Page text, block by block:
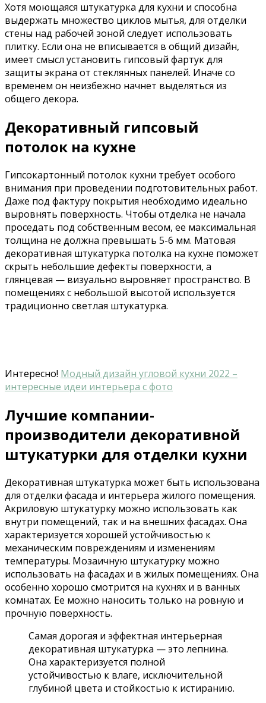
Хотя моющаяся штукатурка для кухни и способна
выдержать множество циклов мытья, для отделки
стены над рабочей зоной следует использовать
плитку. Если она не вписывается в общий дизайн,
имеет смысл установить гипсовый фартук для
защиты экрана от стеклянных панелей. Иначе со
временем он неизбежно начнет выделяться из
общего декора.
Декоративный гипсовый
потолок на кухне
Гипсокартонный потолок кухни требует особого
внимания при проведении подготовительных работ.
Даже под фактуру покрытия необходимо идеально
выровнять поверхность. Чтобы отделка не начала
проседать под собственным весом, ее максимальная
толщина не должна превышать 5-6 мм. Матовая
декоративная штукатурка потолка на кухне поможет
скрыть небольшие дефекты поверхности, а
глянцевая — визуально выровняет пространство. В
помещениях с небольшой высотой используется
традиционно светлая штукатурка.
Интересно! Модный дизайн угловой кухни 2022 –
интересные идеи интерьера с фото
Лучшие компании-
производители декоративной
штукатурки для отделки кухни
Декоративная штукатурка может быть использована
для отделки фасада и интерьера жилого помещения.
Акриловую штукатурку можно использовать как
внутри помещений, так и на внешних фасадах. Она
характеризуется хорошей устойчивостью к
механическим повреждениям и изменениям
температуры. Мозаичную штукатурку можно
использовать на фасадах и в жилых помещениях. Она
особенно хорошо смотрится на кухнях и в ванных
комнатах. Ее можно наносить только на ровную и
прочную поверхность.
Самая дорогая и эффектная интерьерная
декоративная штукатурка — это лепнина.
Она характеризуется полной
устойчивостью к влаге, исключительной
глубиной цвета и стойкостью к истиранию.